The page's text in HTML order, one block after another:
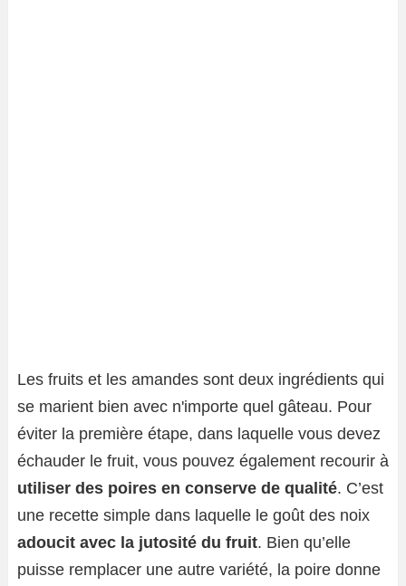
Les fruits et les amandes sont deux ingrédients qui
se marient bien avec n'importe quel gâteau. Pour
éviter la première étape, dans laquelle vous devez
échauder le fruit, vous pouvez également recourir à
utiliser des poires en conserve de qualité. C’est
une recette simple dans laquelle le goût des noix
adoucit avec la jutosité du fruit. Bien qu’elle
puisse remplacer une autre variété, la poire donne